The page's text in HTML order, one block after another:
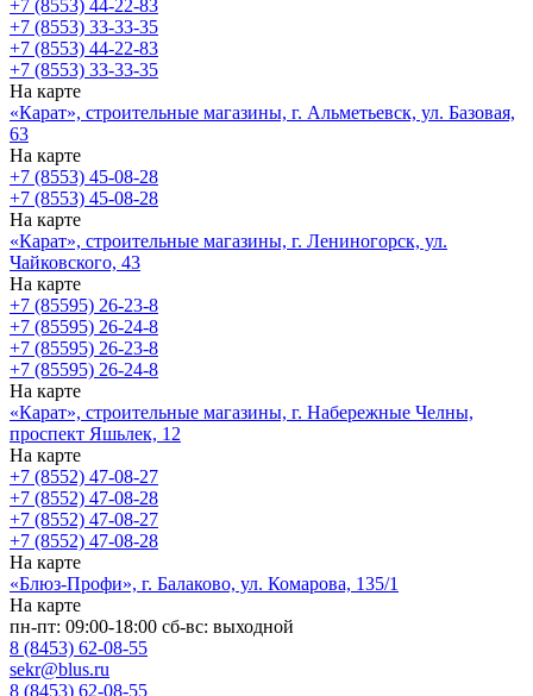
+7 (8553) 44-22-83
+7 (8553) 33-33-35
+7 (8553) 44-22-83
+7 (8553) 33-33-35
На карте
«Карат», строительные магазины, г. Альметьевск, ул. Базовая,
63
На карте
+7 (8553) 45-08-28
+7 (8553) 45-08-28
На карте
«Карат», строительные магазины, г. Лениногорск, ул.
Чайковского, 43
На карте
+7 (85595) 26-23-8
+7 (85595) 26-24-8
+7 (85595) 26-23-8
+7 (85595) 26-24-8
На карте
«Карат», строительные магазины, г. Набережные Челны,
проспект Яшьлек, 12
На карте
+7 (8552) 47-08-27
+7 (8552) 47-08-28
+7 (8552) 47-08-27
+7 (8552) 47-08-28
На карте
«Блюз-Профи», г. Балаково, ул. Комарова, 135/1
На карте
пн-пт: 09:00-18:00 сб-вс: выходной
8 (8453) 62-08-55
sekr@blus.ru
8 (8453) 62-08-55